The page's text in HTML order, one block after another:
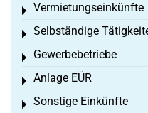
Vermietungseinkünfte
Toggle menu
Selbständige
Toggle menu
Gewerbebetriebe
Toggle menu
Anlage EÜR
Toggle menu
Sonstige Einkünfte
Toggle menu